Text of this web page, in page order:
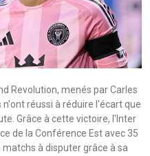
Revolution, menés par Carles
n'ont réussi à réduire l'écart que
Grâce à cette victoire, l'Inter
de la Conférence Est avec 35
à disputer grâce à sa